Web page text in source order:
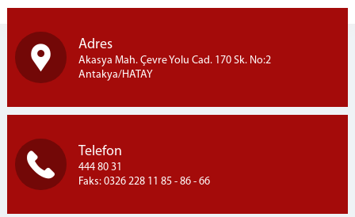
Adres
Akasya Mah. Çevre Yolu Cad. 170 Sk. No:2
Antakya/HATAY
Telefon
444 80 31
Faks: 0326 228 11 85 - 86 - 66